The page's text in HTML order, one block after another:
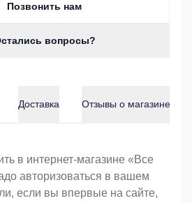
Позвонить нам
вопросы?
Доставка Отзывы о магазине
в интернет-магазине «Bce
авторизоваться в вашем
если вы впервые на сайте,